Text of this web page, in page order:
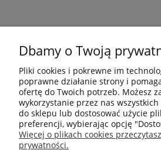
Płatności i
Dbamy o Twoją
Pliki cookies i pokrewne im
poprawne działanie strony i
ofertę do Twoich potrzeb. Możesz
wykorzystanie przez nas
do sklepu lub dostosować użycie
preferencji, wybierając opcję
Więcej o plikach cookies
prywatności.